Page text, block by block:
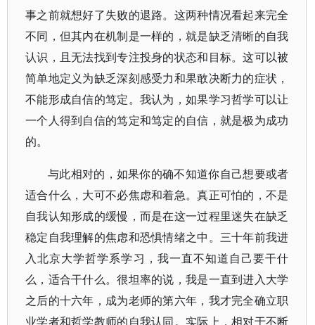
事之前就想好了失败的退路。这两种情况看起来完全
不同，但其内在机制是一样的，就是缺乏清晰的自我
认识，且无法找到专注投身的状态和目标。这可以被
简单地定义为缺乏深刻感受力和果敢决断力的症状，
不能形成自信的笃定。我认为，如果学习哲学可以让
一个人得到自信的笃定和笃定的自信，就是极为成功
的。
与此相对的，如果你的确不知道你自己想要或者
适合什么，大可不必焦虑和着急。真正可怕的，不是
自我认知形成的缓慢，而是在这一过程里迷失在缺乏
稳定自我理解的焦虑和恐惧情绪之中。三十年前我进
入北京大学哲学系学习，我一直不知道自己要干什
么，适合干什么。很坦率的说，我是一直到进入大学
之后的十六年，成为老师的第六年，我才完全确立职
业学者和哲学教师的自我认同。实际上，相对于不断